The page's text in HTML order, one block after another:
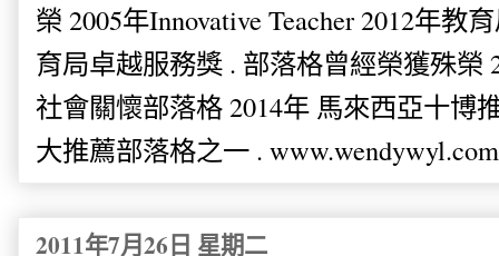
榮 2005年Innovative Teacher 2012年教
育局卓越服務獎 . 部落格曾經榮獲殊榮
社會關懷部落格 2014年 馬來西亞十博
大推薦部落格之一 . www.wendywyl.com
2011年7月26日 星期二